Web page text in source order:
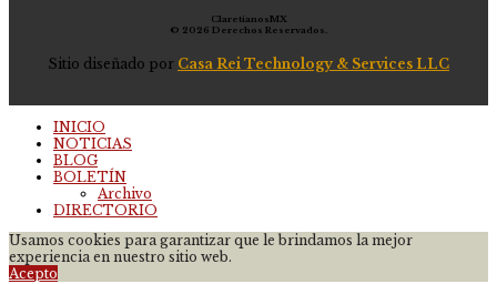
ClaretianosMX
© 2026 Derechos Reservados.
Sitio diseñado por Casa Rei Technology & Services LLC
INICIO
NOTICIAS
BLOG
BOLETÍN
Archivo
DIRECTORIO
Usamos cookies para garantizar que le brindamos la mejor
experiencia en nuestro sitio web.
Acepto